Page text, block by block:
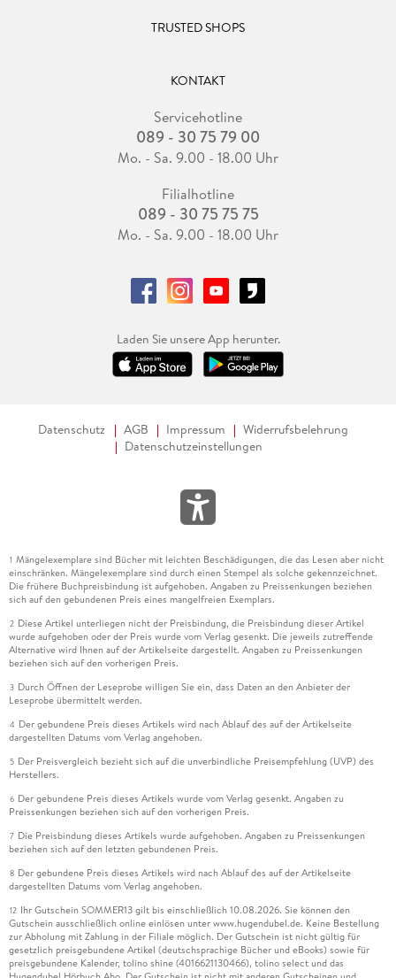
TRUSTED SHOPS
KONTAKT
Servicehotline
089 - 30 75 79 00
Mo. - Sa. 9.00 - 18.00 Uhr
Filialhotline
089 - 30 75 75 75
Mo. - Sa. 9.00 - 18.00 Uhr
Laden Sie unsere App herunter.
Datenschutz AGB Impressum
Widerrufsbelehrung
Datenschutzeinstellungen
1 Mängelexemplare sind Bücher mit leichten Beschädigungen, die das Lesen aber nicht
einschränken. Mängelexemplare sind durch einen Stempel als solche gekennzeichnet.
Die frühere Buchpreisbindung ist aufgehoben. Angaben zu Preissenkungen beziehen
sich auf den gebundenen Preis eines mangelfreien Exemplars.
2 Diese Artikel unterliegen nicht der Preisbindung, die Preisbindung dieser Artikel
wurde aufgehoben oder der Preis wurde vom Verlag gesenkt. Die jeweils zutreffende
Alternative wird Ihnen auf der Artikelseite dargestellt. Angaben zu Preissenkungen
beziehen sich auf den vorherigen Preis.
3 Durch Öffnen der Leseprobe willigen Sie ein, dass Daten an den Anbieter der
Leseprobe übermittelt werden.
4 Der gebundene Preis dieses Artikels wird nach Ablauf des auf der Artikelseite
dargestellten Datums vom Verlag angehoben.
5 Der Preisvergleich bezieht sich auf die unverbindliche Preisempfehlung (UVP) des
Herstellers.
6 Der gebundene Preis dieses Artikels wurde vom Verlag gesenkt. Angaben zu
Preissenkungen beziehen sich auf den vorherigen Preis.
7 Die Preisbindung dieses Artikels wurde aufgehoben. Angaben zu Preissenkungen
beziehen sich auf den letzten gebundenen Preis.
8 Der gebundene Preis dieses Artikels wird nach Ablauf des auf der Artikelseite
dargestellten Datums vom Verlag angehoben.
12 Ihr Gutschein SOMMER13 gilt bis einschließlich 10.08.2026. Sie können den
Gutschein ausschließlich online einlösen unter www.hugendubel.de. Keine Bestellung
zur Abholung mit Zahlung in der Filiale möglich. Der Gutschein ist nicht gültig für
gesetzlich preisgebundene Artikel (deutschsprachige Bücher und eBooks) sowie für
preisgebundene Kalender, tolino shine (4016621130466), tolino select und das